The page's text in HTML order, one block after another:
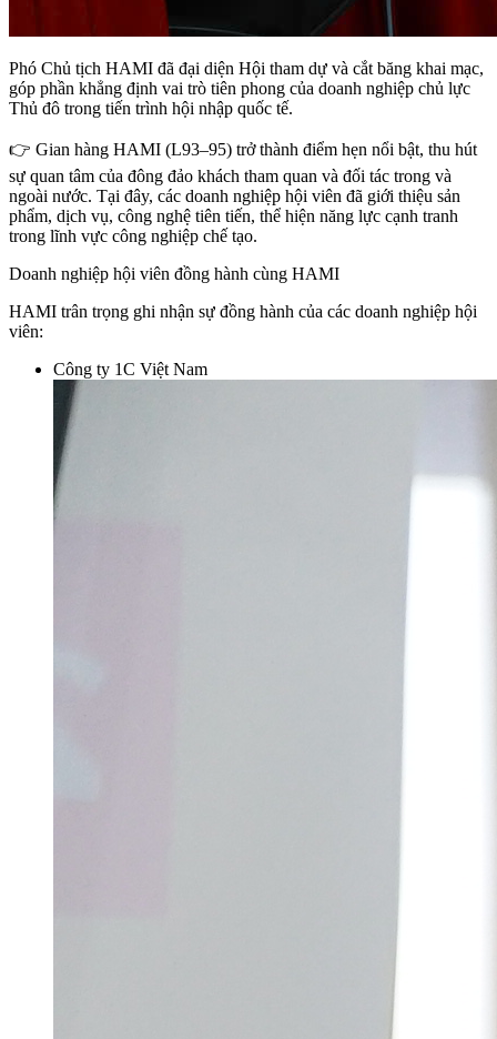
Phó Chủ tịch HAMI đã đại diện Hội tham dự và cắt băng khai mạc,
góp phần khẳng định vai trò tiên phong của doanh nghiệp chủ lực
Thủ đô trong tiến trình hội nhập quốc tế.
👉 Gian hàng HAMI (L93–95) trở thành điểm hẹn nổi bật, thu hút
sự quan tâm của đông đảo khách tham quan và đối tác trong và
ngoài nước. Tại đây, các doanh nghiệp hội viên đã giới thiệu sản
phẩm, dịch vụ, công nghệ tiên tiến, thể hiện năng lực cạnh tranh
trong lĩnh vực công nghiệp chế tạo.
Doanh nghiệp hội viên đồng hành cùng HAMI
HAMI trân trọng ghi nhận sự đồng hành của các doanh nghiệp hội
viên:
Công ty 1C Việt Nam